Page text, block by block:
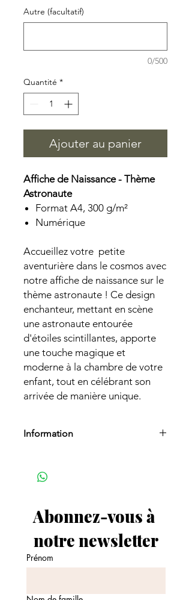
Autre (facultatif)
0/500
Quantité *
Ajouter au panier
Affiche de Naissance - Thème
Astronaute
Format A4, 300 g/m²
Numérique
Accueillez votre petite
aventurière dans le cosmos avec
notre affiche de naissance sur le
thème astronaute ! Ce design
enchanteur, mettant en scène
une astronaute entourée
d'étoiles scintillantes, apporte
une touche magique et
moderne à la chambre de votre
enfant, tout en célébrant son
arrivée de manière unique.
Information
Fabrication en
Veuillez noter que si vous commandez
délai de fabrication des faire-parts
sera pris en compte).
Abonnez-vous à
notre newsletter
Prénom